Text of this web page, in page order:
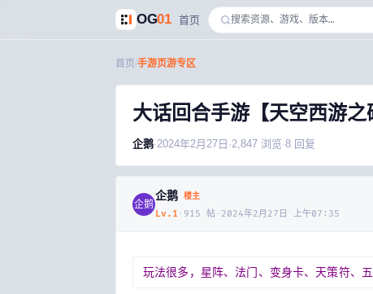
OG01 首页
首页 手游页游专区
大话回合手游【天空西游
企鹅·2024年2月27日 ·2,847 浏览·8 回复
企鹅
企鹅 楼主
Lv. 1 · 915 帖 · 2024年2月27日 上午07:35
玩法很多，星阵、法门、变身卡、天策符、